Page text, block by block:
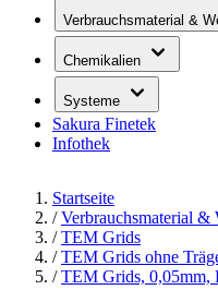
Verbrauchsmaterial &
Chemikalien
Systeme
Sakura Finetek
Infothek
Startseite
/ Verbrauchsmaterial &
/ TEM Grids
/ TEM Grids ohne
/ TEM Grids, 0,05mm,